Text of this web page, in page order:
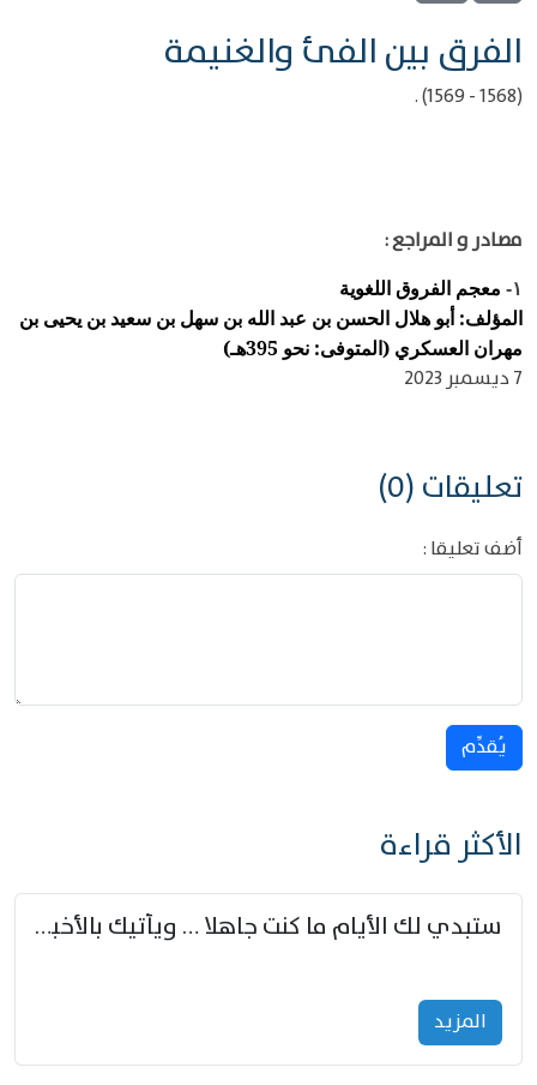
الفرق بين الفئ والغنيمة
(1568 - 1569) .
مصادر و المراجع :
١-
معجم الفروق اللغوية
المؤلف: أبو هلال الحسن بن عبد الله بن سهل بن سعيد بن يحيى بن
مهران العسكري (المتوفى: نحو 395هـ)
7 ديسمبر 2023
تعليقات (0)
أضف تعليقا :
يُقدِّم
الأكثر قراءة
ستبدي لك الأيام ما كنت جاهلا … ويأتيك بالأخبار من لم تزوّد
المزید